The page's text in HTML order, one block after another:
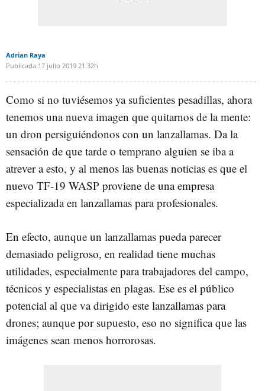
Adrian Raya
Publicada 17 julio 2019 21:32h
Como si no tuviésemos ya suficientes pesadillas, ahora
tenemos una nueva imagen que quitarnos de la mente:
un dron persiguiéndonos con un lanzallamas. Da la
sensación de que tarde o temprano alguien se iba a
atrever a esto, y al menos las buenas noticias es que el
nuevo TF-19 WASP proviene de una empresa
especializada en lanzallamas para profesionales.
En efecto, aunque un lanzallamas pueda parecer
demasiado peligroso, en realidad tiene muchas
utilidades, especialmente para trabajadores del campo,
técnicos y especialistas en plagas. Ese es el público
potencial al que va dirigido este lanzallamas para
drones; aunque por supuesto, eso no significa que las
imágenes sean menos horrorosas.